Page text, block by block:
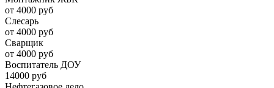
от 4000 руб
Слесарь
от 4000 руб
Сварщик
от 4000 руб
Воспитатель ДОУ
14000 руб